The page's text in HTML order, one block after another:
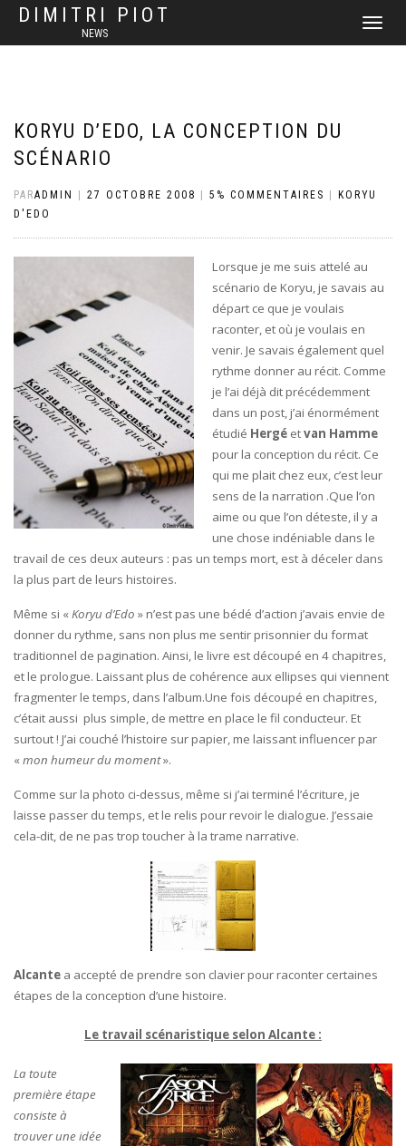
DIMITRI PIOT
NEWS
DÉPLIER
KORYU D’EDO, LA CONCEPTION DU
SCÉNARIO
PARADMIN 27 OCTOBRE 2008 5% COMMENTAIRES
KORYU
D'EDO
Lorsque je me suis attelé au
scénario de Koryu, je savais au
départ ce que je voulais
raconter, et où je voulais en
venir. Je savais également quel
rythme donner au récit. Comme
je l’ai déjà dit précédemment
dans un post, j’ai énormément
étudié Hergé etvan Hamme
pour la conception du récit. Ce
qui me plait chez eux, c’est leur
sens de la narration .Que l’on
aime ou que l’on déteste, il y a
une chose indéniable dans le
travail de ces deux auteurs : pas un temps mort, est à déceler dans
la plus part de leurs histoires.
Même si «Koryu d’Edo » n’est pas une bédé d’action j’avais envie de
donner du rythme, sans non plus me sentir prisonnier du format
traditionnel de pagination. Ainsi, le livre est découpé en 4 chapitres,
et le prologue. Laissant plus de cohérence aux ellipses qui viennent
fragmenter le temps, dans l’album.Une fois découpé en chapitres,
c’était aussi plus simple, de mettre en place le fil conducteur. Et
surtout ! J’ai couché l’histoire sur papier, me laissant influencer par
«mon humeur du moment».
Comme sur la photo ci-dessus, même si j’ai terminé l’écriture, je
laisse passer du temps, et le relis pour revoir le dialogue. J’essaie
cela-dit, de ne pas trop toucher à la trame narrative.
Alcante a accepté de prendre son clavier pour raconter certaines
étapes de la conception d’une histoire.
Le travail scénaristique selon Alcante :
La toute
première étape
consiste à
trouver une idée